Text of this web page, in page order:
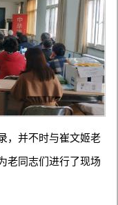
，并不时与崔文姬老
老同志们进行了现场